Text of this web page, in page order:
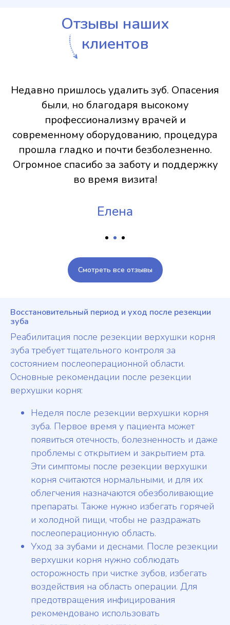
Отзывы наших
клиентов
Недавно пришлось удалить зуб. Опасения
были, но благодаря высокому
профессионализму врачей и
современному оборудованию, процедура
прошла гладко и почти безболезненно.
Огромное спасибо за заботу и поддержку
во время визита!
Елена
Смотреть все отзывы
Восстановительный период и уход после резекции
зуба
Реабилитация после резекции верхушки корня
зуба требует тщательного контроля за
состоянием послеоперационной области.
Основные рекомендации после резекции
верхушки корня:
Неделя после резекции верхушки корня
зуба. Первое время у пациента может
появиться отечность, болезненность и даже
проблемы с открытием и закрытием рта.
Эти симптомы после резекции верхушки
корня считаются нормальными, и для их
облегчения назначаются обезболивающие
препараты. Также нужно избегать горячей
и холодной пищи, чтобы не раздражать
послеоперационную область.
Уход за зубами и деснами. После резекции
верхушки корня нужно соблюдать
осторожность при чистке зубов, избегать
воздействия на область операции. Для
предотвращения инфицирования
рекомендовано использовать